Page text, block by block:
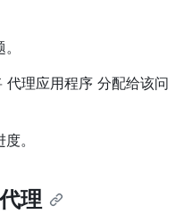
代理应用程序 分配给该问
。
理